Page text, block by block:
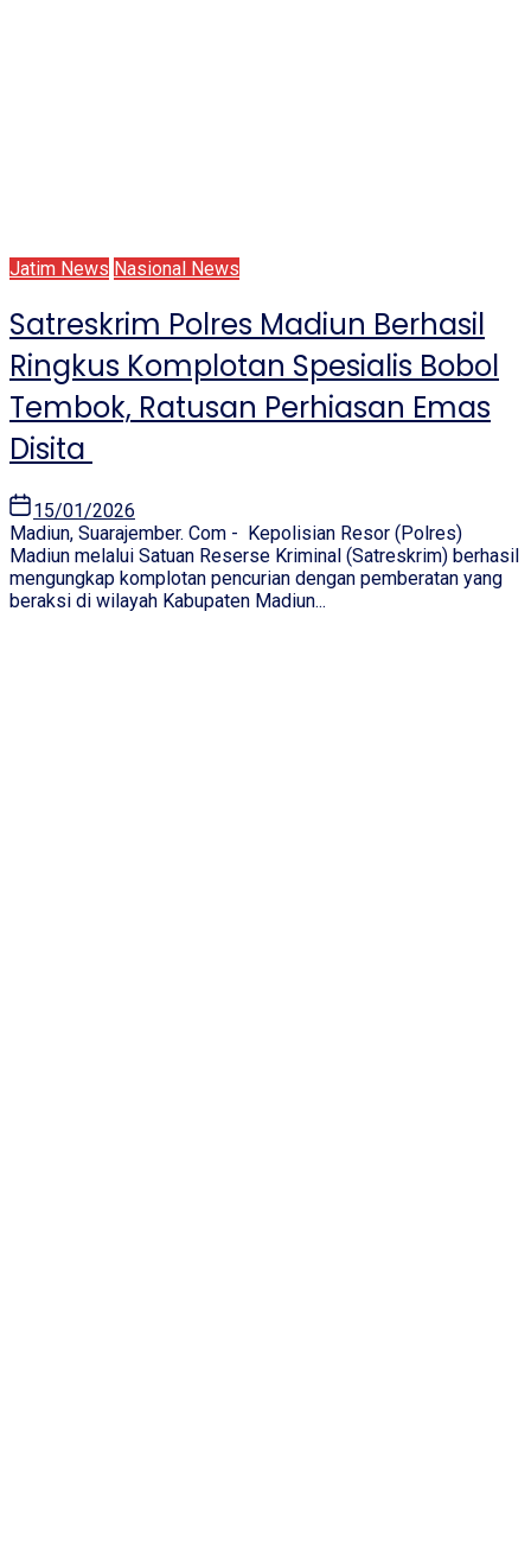
Jatim News Nasional News
Satreskrim Polres Madiun Berhasil
Ringkus Komplotan Spesialis Bobol
Tembok, Ratusan Perhiasan Emas
Disita
15/01/2026
Madiun, Suarajember. Com - Kepolisian Resor (Polres)
Madiun melalui Satuan Reserse Kriminal (Satreskrim) berhasil
mengungkap komplotan pencurian dengan pemberatan yang
beraksi di wilayah Kabupaten Madiun...